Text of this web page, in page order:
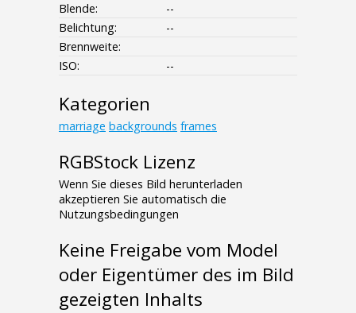
Blende:
--
Belichtung:
--
Brennweite:
ISO:
--
Kategorien
marriage backgrounds frames
RGBStock Lizenz
Wenn Sie dieses Bild herunterladen
akzeptieren Sie automatisch die
Nutzungsbedingungen
Keine Freigabe vom Model
oder Eigentümer des im Bild
gezeigten Inhalts